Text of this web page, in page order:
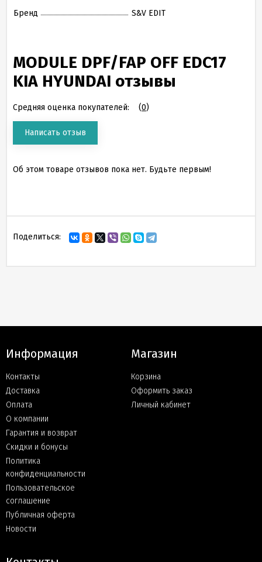
Бренд S&V EDIT
MODULE DPF/FAP OFF EDC17
KIA HYUNDAI отзывы
Средняя оценка покупателей: (0)
Написать отзыв
Об этом товаре отзывов пока нет. Будьте первым!
Поделиться:
Информация
Контакты
Доставка
Оплата
О компании
Гарантия и возврат
Скидки и бонусы
Политика
конфиденциальности
Пользовательское
соглашение
Публичная оферта
Новости
Магазин
Корзина
Оформить заказ
Личный кабинет